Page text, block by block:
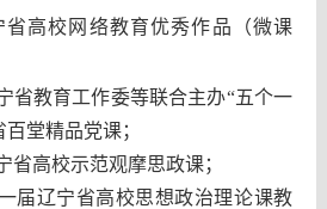
省高校网络教育优秀作品（微课
省教育工作委等联合主办“五个一
堂精品党课；
省高校示范观摩思政课；
届辽宁省高校思想政治理论课教